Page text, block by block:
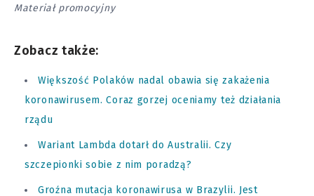
Materiał promocyjny
Zobacz także:
Większość Polaków nadal obawia się zakażenia
koronawirusem. Coraz gorzej oceniamy też działania
rządu
Wariant Lambda dotarł do Australii. Czy
szczepionki sobie z nim poradzą?
Groźna mutacja koronawirusa w Brazylii. Jest